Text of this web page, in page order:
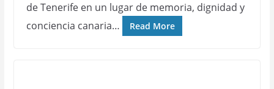
de Tenerife en un lugar de memoria, dignidad y
conciencia canaria…
Read More